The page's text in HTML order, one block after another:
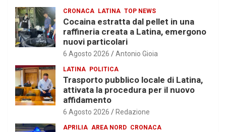
CRONACA LATINA TOP NEWS
Cocaina estratta dal pellet in una
raffineria creata a Latina, emergono
nuovi particolari
6 Agosto 2026 Antonio Gioia
LATINA POLITICA
Trasporto pubblico locale di Latina,
attivata la procedura per il nuovo
affidamento
6 Agosto 2026 Redazione
APRILIA AREA NORD CRONACA